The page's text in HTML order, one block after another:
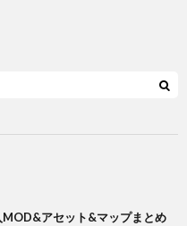
アセット&マップまとめ